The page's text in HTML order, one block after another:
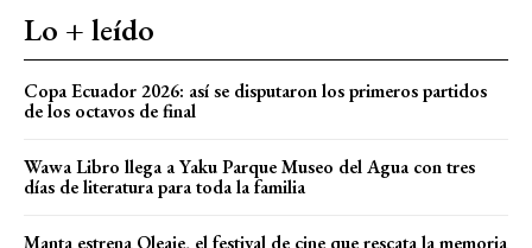
Lo + leído
Copa Ecuador 2026: así se disputaron los primeros partidos
de los octavos de final
Wawa Libro llega a Yaku Parque Museo del Agua con tres
días de literatura para toda la familia
Manta estrena Oleaje, el festival de cine que rescata la memoria